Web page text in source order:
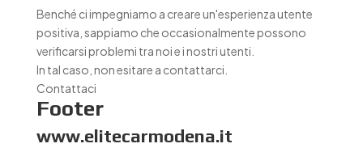
Benché ci impegniamo a creare un'esperienza utente
positiva, sappiamo che occasionalmente possono
verificarsi problemi tra noi e i nostri utenti.
In tal caso, non esitare a contattarci.
Contattaci
Footer
www.elitecarmodena.it